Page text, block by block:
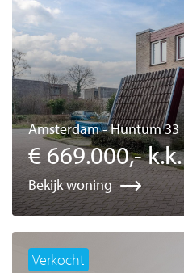
Amsterdam - Huntum 33
€ 669.000,- k.k.
Bekijk woning
Verkocht